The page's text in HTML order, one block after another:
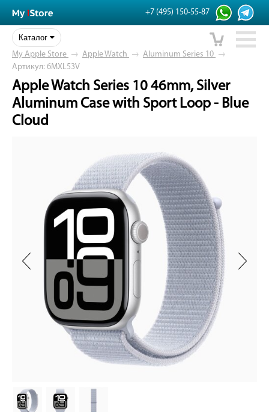
+7 (495) 150-55-87
Каталог
My Apple Store → Apple Watch → Aluminum Series 10 →
Артикул: 6MXL53V
Apple Watch Series 10 46mm, Silver
Aluminum Case with Sport Loop - Blue
Cloud